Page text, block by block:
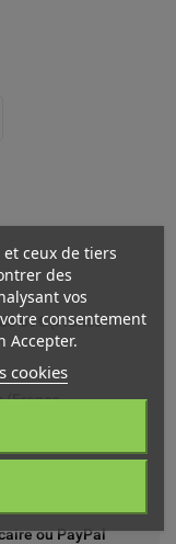
69€ (France
(France
sous 14 jours
ou PayPal
ceux de tiers
des
vos
consentement
Accepter.
cookies